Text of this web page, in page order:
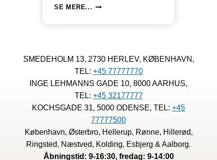
SE MERE... TOP100
BIGGEST
INTERNATIONAL
BANK
RANKING
SMEDEHOLM 13, 2730 HERLEV, KØBENHAVN,
TEL: +45 77777770
INGE LEHMANNS GADE 10, 8000 AARHUS,
TEL: +45 32177777
KOCHSGADE 31, 5000 ODENSE, TEL: +45
77777500
København, Østerbro, Hellerup, Rønne, Hillerød,
Ringsted, Næstved, Kolding, Esbjerg & Aalborg.
Åbningstid: 9-16:30, fredag: 9-14:00